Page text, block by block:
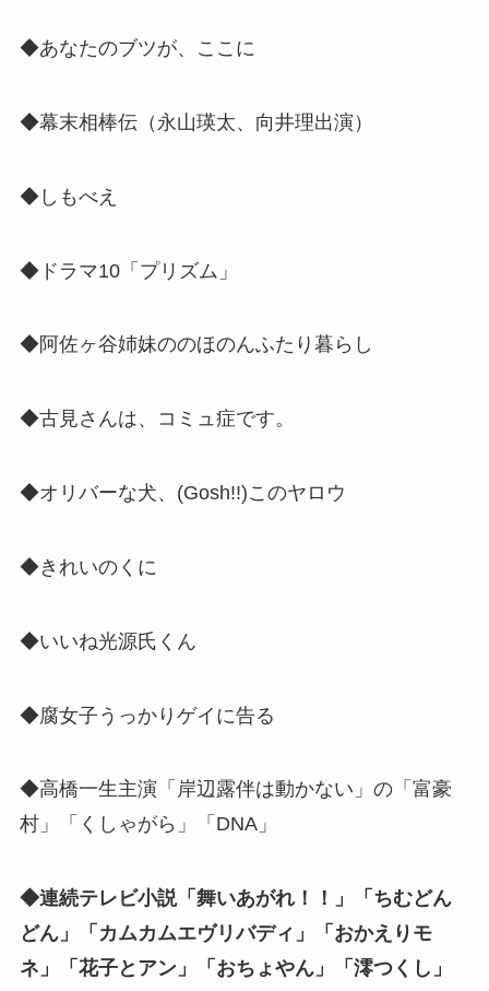
◆あなたのブツが、ここに
◆幕末相棒伝（ 永山瑛太、向井理出演 ）
◆しもべえ
◆ドラマ10「プリズム」
◆阿佐ヶ谷姉妹ののほのんふたり暮らし
◆古見さんは、コミュ症です。
◆オリバーな犬、(Gosh!!)このヤロウ
◆きれいのくに
◆いいね光源氏くん
◆腐女子うっかりゲイに告る
◆高橋一生主演「岸辺露伴は動かない」の「富豪
村」「くしゃがら」「DNA」
◆連続テレビ小説「舞いあがれ！！」「ちむどん
どん」「カムカムエヴリバディ」「おかえりモ
ネ」「花子とアン」「おちょやん」「澪つくし」